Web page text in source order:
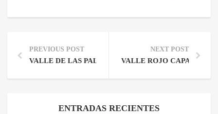
PREVIOUS POST
VALLE DE LAS PALOMAS TURQUIA, CAPADOCIA!
NEXT POST
VALLE ROJO
ENTRADAS RECIENTES